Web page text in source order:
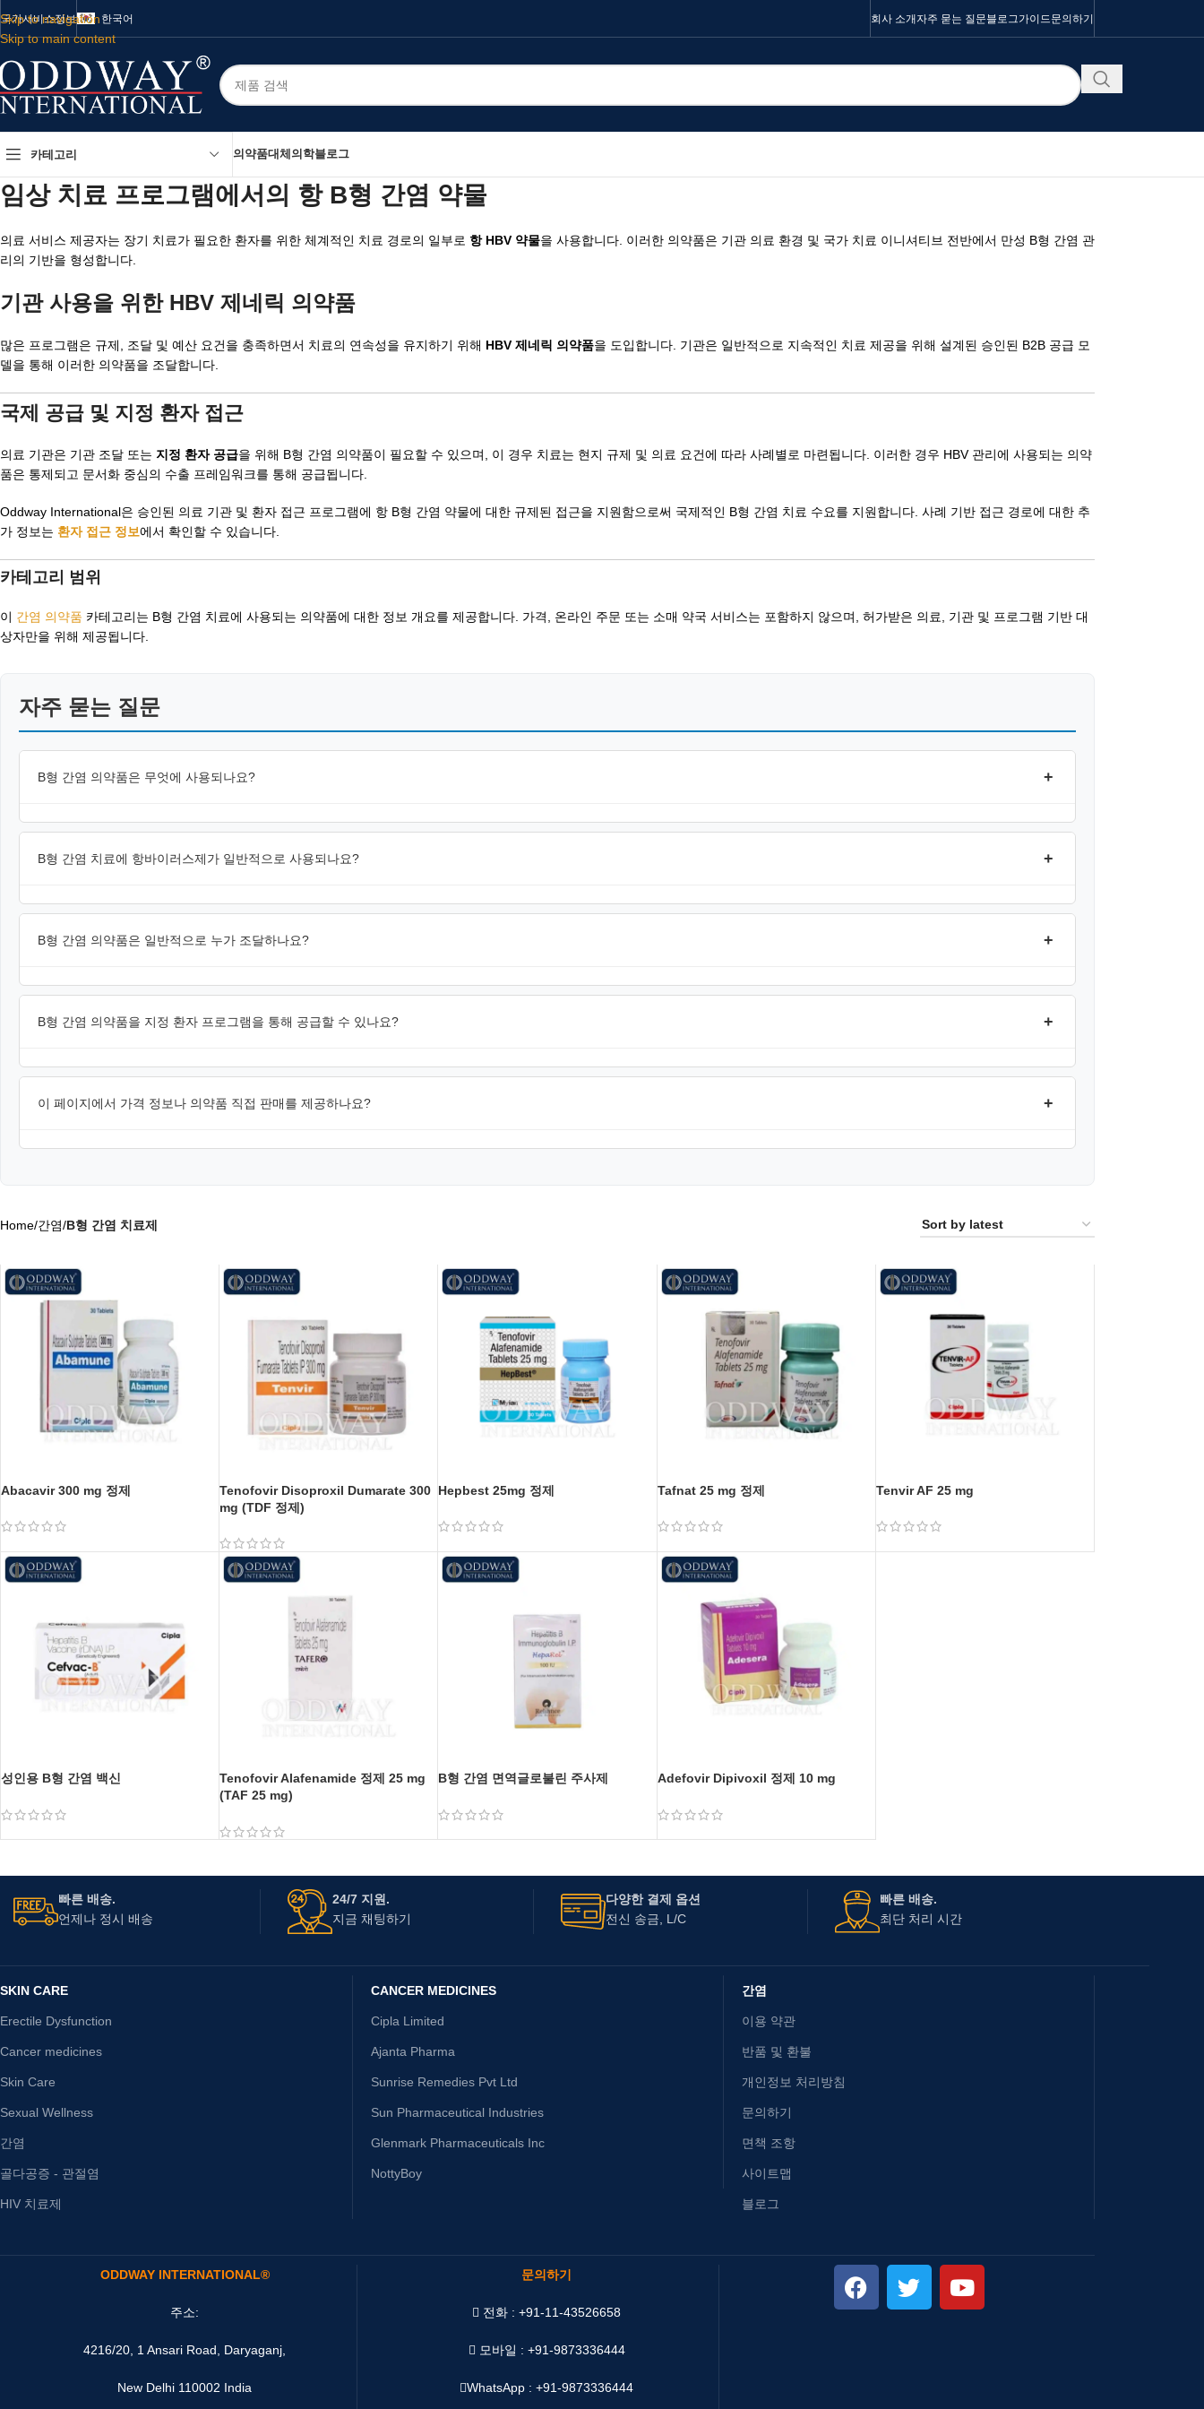
Skip to navigation
Skip to main content
국가서비스정보 한국어 회사 소개자주 묻는 질문블로그 가이드 문의하기
카테고리 의약품대체의학블로그
임상 치료 프로그램에서의 항 B형 간염 약물
의료 서비스 제공자는 장기 치료가 필요한 환자를 위한 체계적인 치료 경로의 일부로 항 HBV 약물을 사용합니다. 이러한 의약품은 기관 의료 환경 및 국가 치료 이니셔티브 전반에서 만성 B형 간염 관
리의 기반을 형성합니다.
기관 사용을 위한 HBV 제네릭 의약품
많은 프로그램은 규제, 조달 및 예산 요건을 충족하면서 치료의 연속성을 유지하기 위해 HBV 제네릭 의약품을 도입합니다. 기관은 일반적으로 지속적인 치료 제공을 위해 설계된 승인된 B2B 공급 모
델을 통해 이러한 의약품을 조달합니다.
국제 공급 및 지정 환자 접근
의료 기관은 기관 조달 또는 지정 환자 공급을 위해 B형 간염 의약품이 필요할 수 있으며, 이 경우 치료는 현지 규제 및 의료 요건에 따라 사례별로 마련됩니다. 이러한 경우 HBV 관리에 사용되는 의약
품은 통제되고 문서화 중심의 수출 프레임워크를 통해 공급됩니다.
Oddway International은 승인된 의료 기관 및 환자 접근 프로그램에 항 B형 간염 약물에 대한 규제된 접근을 지원함으로써 국제적인 B형 간염 치료 수요를 지원합니다. 사례 기반 접근 경로에 대한 추
가 정보는 환자 접근 정보에서 확인할 수 있습니다.
카테고리 범위
이 간염 의약품 카테고리는 B형 간염 치료에 사용되는 의약품에 대한 정보 개요를 제공합니다. 가격, 온라인 주문 또는 소매 약국 서비스는 포함하지 않으며, 허가받은 의료, 기관 및 프로그램 기반 대
상자만을 위해 제공됩니다.
자주 묻는 질문
B형 간염 의약품은 무엇에 사용되나요? +
B형 간염 치료에 항바이러스제가 일반적으로 사용되나요? +
B형 간염 의약품은 일반적으로 누가 조달하나요? +
B형 간염 의약품을 지정 환자 프로그램을 통해 공급할 수 있나요? +
이 페이지에서 가격 정보나 의약품 직접 판매를 제공하나요? +
Home/간염/B형 간염 치료제
Abacavir 300 mg 정제
Tenofovir Disoproxil Dumarate 300
mg (TDF 정제)
Hepbest 25mg 정제 Tafnat 25 mg 정제 Tenvir AF 25 mg
성인용 B형 간염 백신
Tenofovir Alafenamide 정제 25 mg
(TAF 25 mg)
B형 간염 면역글로불린 주사제 Adefovir Dipivoxil 정제 10 mg
빠른 배송.
언제나 정시 배송
24/7 지원.
지금 채팅하기
다양한 결제 옵션
전신 송금, L/C
빠른 배송.
최단 처리 시간
SKIN CARE
Erectile Dysfunction
Cancer medicines
Skin Care
Sexual Wellness
간염
골다공증 - 관절염
HIV 치료제
CANCER MEDICINES
Cipla Limited
Ajanta Pharma
Sunrise Remedies Pvt Ltd
Sun Pharmaceutical Industries
Glenmark Pharmaceuticals Inc
NottyBoy
간염
이용 약관
반품 및 환불
개인정보 처리방침
문의하기
면책 조항
사이트맵
블로그
ODDWAY INTERNATIONAL®
주소:
4216/20, 1 Ansari Road, Daryaganj,
New Delhi 110002 India
문의하기
전화 : +91-11-43526658
모바일 : +91-9873336444
WhatsApp :+91-9873336444